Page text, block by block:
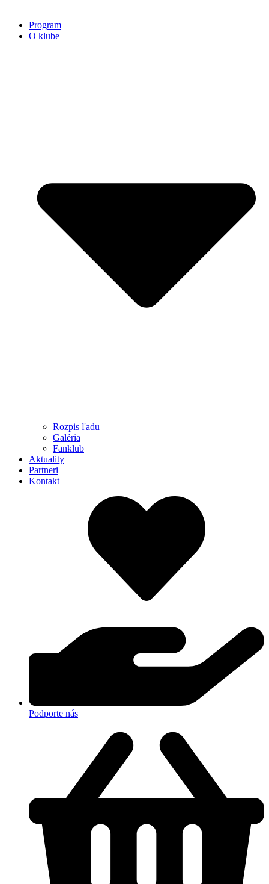
Program
O klube
Rozpis ľadu
Galéria
Fanklub
Aktuality
Partneri
Kontakt
Podporte nás